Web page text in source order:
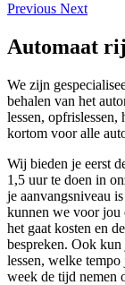
Previous Next
Automaat
We zijn
behalen van het
lessen, opfrislessen,
kortom voor alle
Wij bieden je eerst
1,5 uur te doen in
je aanvangsniveau
kunnen we voor jou
het gaat kosten en
bespreken. Ook
lessen, welke
week de tijd nemen